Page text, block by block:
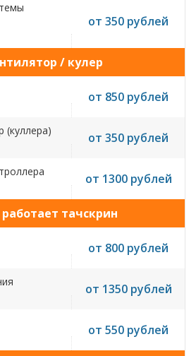
от 350 рублей
/ кулер
от 850 рублей
(куллера) от 350 рублей
от 1300 рублей
тачскрин
от 800 рублей
от 1350 рублей
от 550 рублей